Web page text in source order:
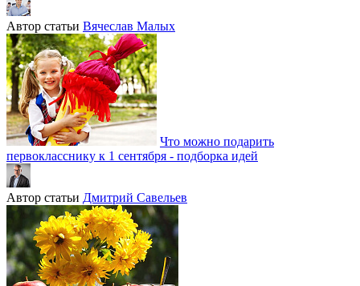
Автор статьи Вячеслав Малых
Что можно подарить
первокласснику к 1 сентября - подборка идей
Автор статьи Дмитрий Савельев